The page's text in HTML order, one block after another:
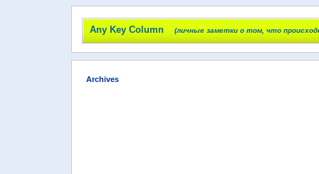
Any Key Column (личные заметки о том, что
Archives